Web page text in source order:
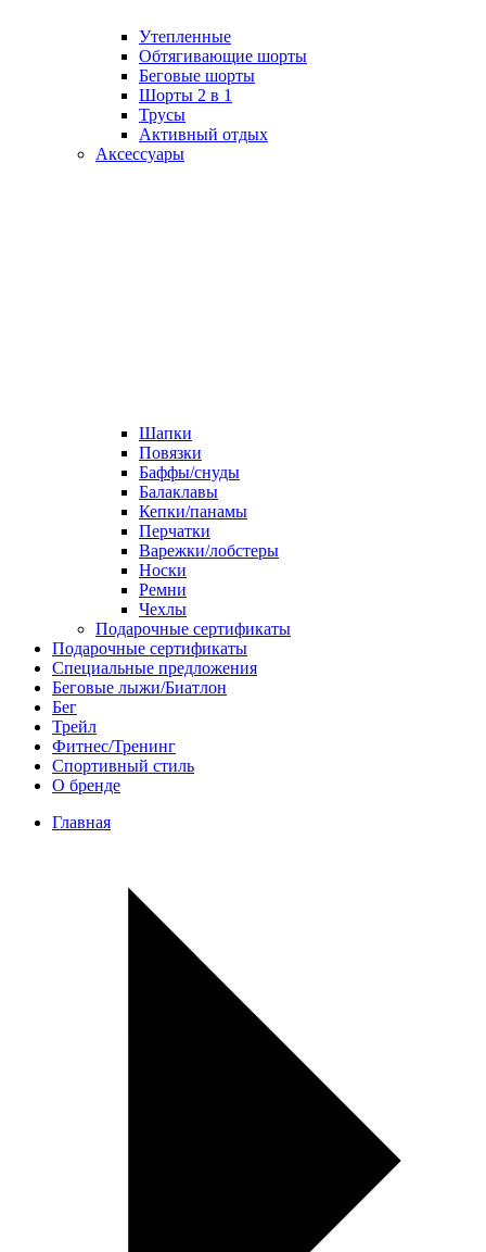
Утепленные
Обтягивающие шорты
Беговые шорты
Шорты 2 в 1
Трусы
Активный отдых
Аксессуары
Шапки
Повязки
Баффы/снуды
Балаклавы
Кепки/панамы
Перчатки
Варежки/лобстеры
Носки
Ремни
Чехлы
Подарочные сертификаты
Подарочные сертификаты
Специальные предложения
Беговые лыжи/Биатлон
Бег
Трейл
Фитнес/Тренинг
Спортивный стиль
О бренде
Главная